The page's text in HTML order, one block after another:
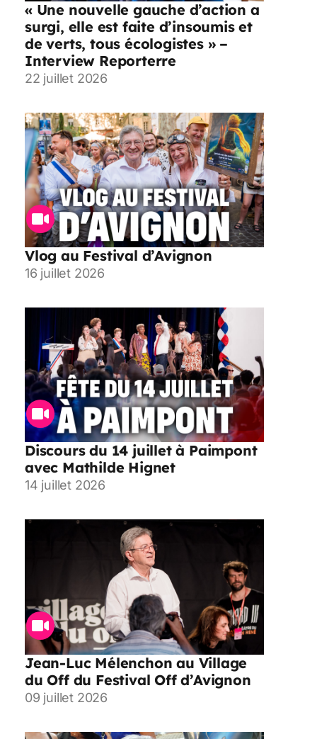
« Une nouvelle gauche d’action a
surgi, elle est faite d’insoumis et
de verts, tous écologistes » –
Interview Reporterre
22 juillet 2026
Vlog au Festival d’Avignon
16 juillet 2026
Discours du 14 juillet à Paimpont
avec Mathilde Hignet
14 juillet 2026
Jean-Luc Mélenchon au Village
du Off du Festival Off d’Avignon
09 juillet 2026